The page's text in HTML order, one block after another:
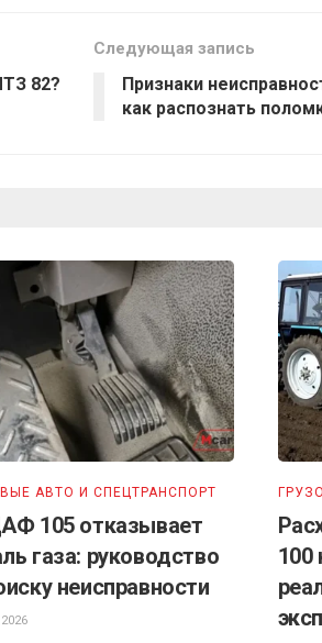
82?
Следующая запись
Признаки
как распознать
АВТО И СПЕЦТРАНСПОРТ
105 отказывает
газа: руководство
неисправности
100